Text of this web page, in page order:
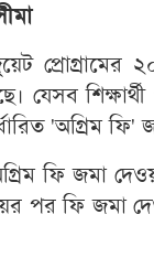
প্রোগ্রামের
যেসব
'অগ্রিম ফি'
ফি জমা
পর ফি